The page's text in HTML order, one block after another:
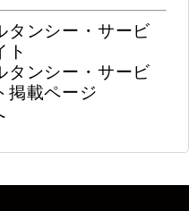
タンシー・サービ
ト
タンシー・サービ
掲載ページ